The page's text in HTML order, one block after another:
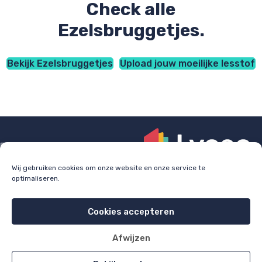
Wij gebruiken cookies om onze website en onze service te
optimaliseren.
Cookies accepteren
Afwijzen
Check alle
Ezelsbruggetjes.
Bekijk Ezelsbruggetjes Upload jouw moeilijke lesstof
examentraining.
All rights reserved 2026